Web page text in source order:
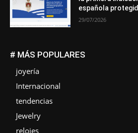
española
29/07/2026
# MÁS POPULARES
joyería
Internacional
tendencias
Jewelry
relojes